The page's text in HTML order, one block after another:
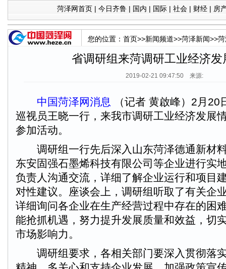
菏泽网首页 | 今日齐鲁 | 国内 | 国际 | 社会 | 财经 | 房
您的位置： 首页>>新闻频道>>菏泽新闻>>
省调研组来菏调研工业经济发
2019-02-21 09:47:50 来源:
中国菏泽网消息 （记者 黄啟峰）2月20
巡视员王晓一行，来我市调研工业经济发展
参加活动。
调研组一行先后深入山东菏泽德通新材
东安固强石墨烯科技有限公司等企业进行实
负责人沟通交流，详细了解企业运行和项目
对性建议。座谈会上，调研组听取了有关企
详细询问各企业在生产经营过程中存在的困
能抢抓机遇，努力提升发展质量和效益，切
市场影响力。
调研组要求，各相关部门要深入贯彻落